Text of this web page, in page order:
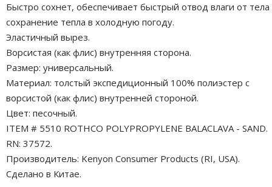
Быстро сохнет, обеспечивает быстрый отвод влаги от тела
сохранение тепла в холодную погоду.
Эластичный вырез.
Ворсистая (как флис) внутренняя сторона.
Размер: универсальный.
Материал: толстый экспедиционный 100% полиэстер с
ворсистой (как флис) внутренней стороной.
Цвет: песочный.
ITEM # 5510 ROTHCO POLYPROPYLENE BALACLAVA - SAND.
RN: 37572.
Производитель: Kenyon Consumer Products (RI, USA).
Сделано в Китае.